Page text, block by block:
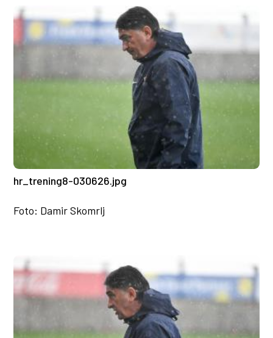
hr_trening8-030626.jpg
Foto: Damir Skomrlj